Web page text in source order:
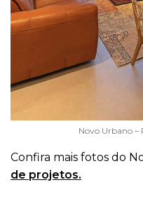
Novo Urbano –
Confira mais fotos do
de projetos.